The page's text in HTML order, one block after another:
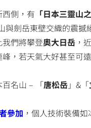
側，有 「日本三靈山之
與劍岳東壁交織的震
們將攀登奧大日岳，
，若天氣大好甚至可
名山 – 「唐松岳」&「
參加 ，個人技術裝備